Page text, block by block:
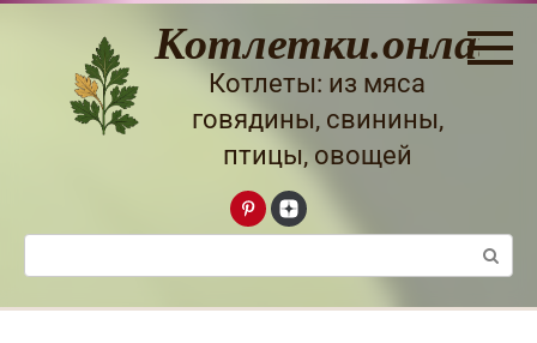
Перейти
Котлетки.онлайн
Котлеты: из мяса
говядины, свинины,
птицы, овощей
Поиск: